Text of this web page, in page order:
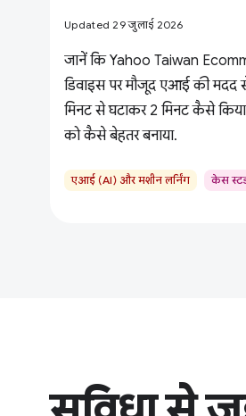
Updated 29 जुलाई 2026
जानें कि Yahoo Taiwan
डिवाइस पर मौजूद एआई की मदद
मिनट से घटाकर 2 मिनट कैसे
को कैसे बेहतर बनाया.
एआई (AI) और मशीन लर्निंग केस